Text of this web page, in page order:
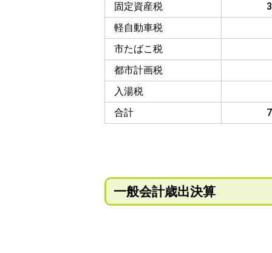
固定資産税
軽自動車税
市たばこ税
都市計画税
入湯税
合計
一般会計歳出決算